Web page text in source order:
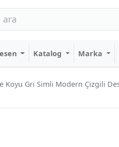
Katalog Marka
Koyu Gri Simli Modern Çizgili